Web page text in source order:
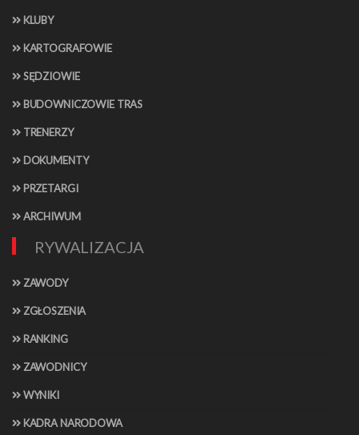
KLUBY
KARTOGRAFOWIE
SĘDZIOWIE
BUDOWNICZOWIE TRAS
TRENERZY
DOKUMENTY
PRZETARGI
ARCHIWUM
RYWALIZACJA
ZAWODY
ZGŁOSZENIA
RANKING
ZAWODNICY
WYNIKI
KADRA NARODOWA